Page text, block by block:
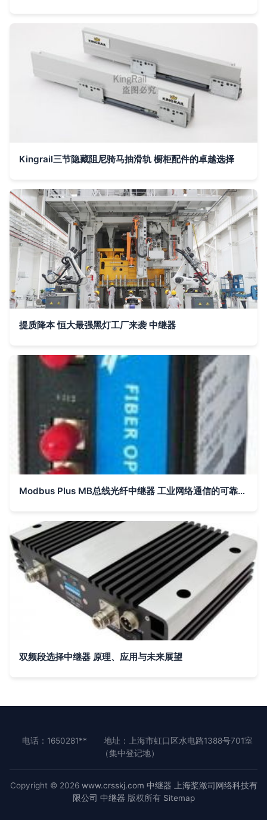
Kingrail三节隐藏阻尼骑马抽滑轨 橱柜配件的卓越选择
提质降本 恒大最强黑灯工厂来袭 中继器
Modbus Plus MB总线光纤中继器 工业网络通信的可靠桥梁
双频段选择中继器 原理、应用与未来展望
电话：1650281**
地址：上海市虹口区水电路1388号701室
（集中登记地）
Copyright © 2026 www.crsskj.com 中继器 上海桨潋司网络科技有
限公司 中继器 版权所有 Sitemap